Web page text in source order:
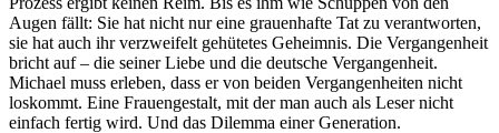
Augen fällt: Sie hat nicht nur eine grauenhafte Tat zu verantworten,
sie hat auch ihr verzweifelt gehütetes Geheimnis. Die Vergangenheit
bricht auf – die seiner Liebe und die deutsche Vergangenheit.
Michael muss erleben, dass er von beiden Vergangenheiten nicht
loskommt. Eine Frauengestalt, mit der man auch als Leser nicht
einfach fertig wird. Und das Dilemma einer Generation.